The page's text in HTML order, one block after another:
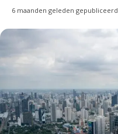
6 maanden geleden gepubliceerd